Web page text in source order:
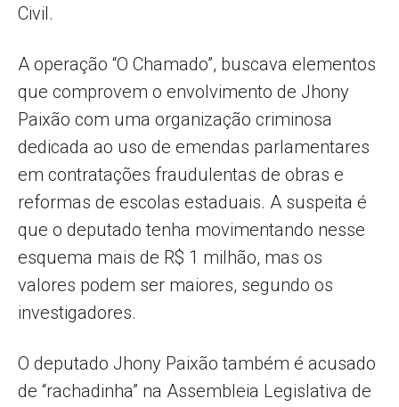
Civil.
A operação “O Chamado”, buscava elementos
que comprovem o envolvimento de Jhony
Paixão com uma organização criminosa
dedicada ao uso de emendas parlamentares
em contratações fraudulentas de obras e
reformas de escolas estaduais. A suspeita é
que o deputado tenha movimentando nesse
esquema mais de R$ 1 milhão, mas os
valores podem ser maiores, segundo os
investigadores.
O deputado Jhony Paixão também é acusado
de “rachadinha” na Assembleia Legislativa de